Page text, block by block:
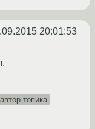
20:01:53
автор топика